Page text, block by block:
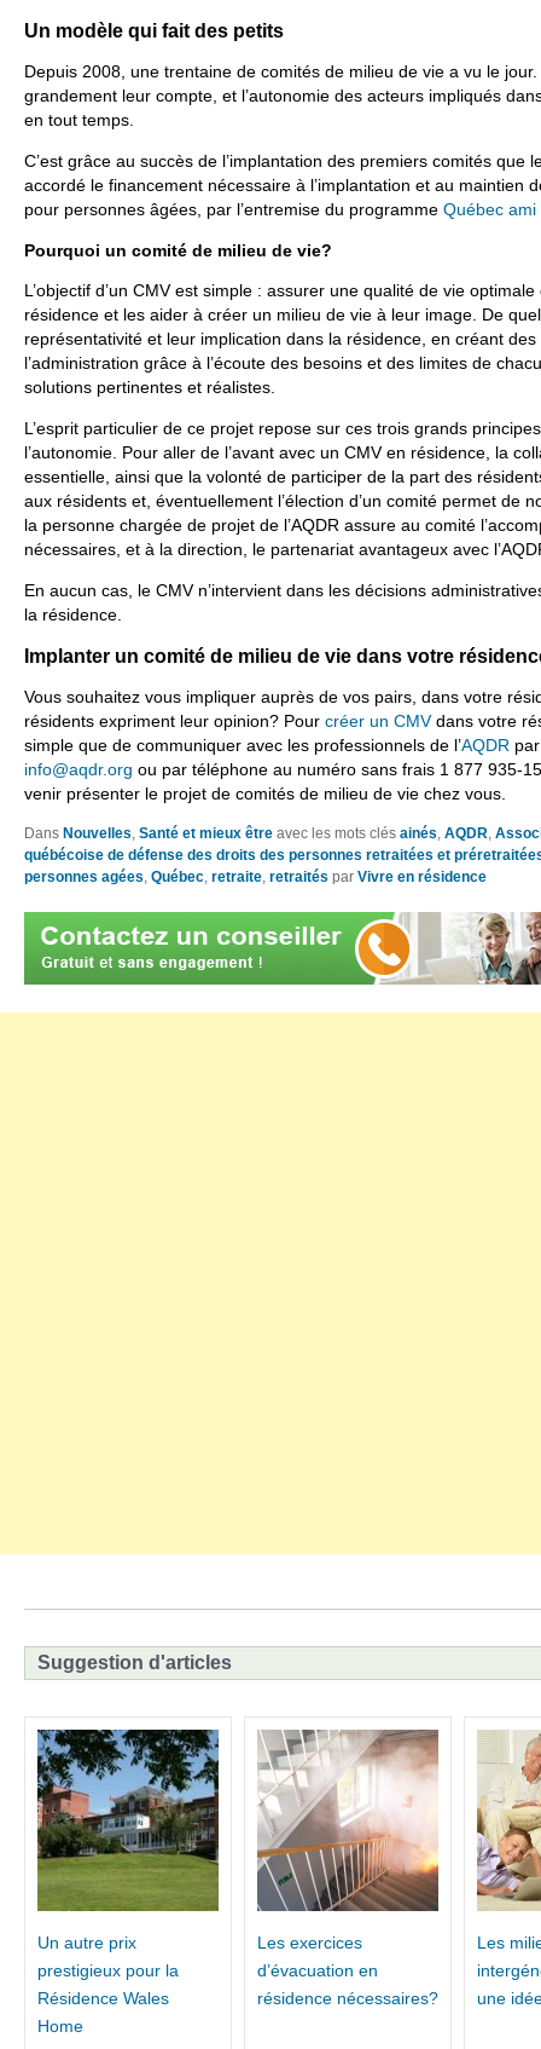
Un modèle qui fait des petits
Depuis 2008, une trentaine de comités de milieu de vie a vu le
grandement leur compte, et l’autonomie des acteurs impliqués
en tout temps.
C’est grâce au succès de l’implantation des premiers comités que
accordé le financement nécessaire à l’implantation et au maintien
pour personnes âgées, par l’entremise du programme Québec
Pourquoi un comité de milieu de vie?
L’objectif d’un CMV est simple : assurer une qualité de vie
résidence et les aider à créer un milieu de vie à leur image. De
représentativité et leur implication dans la résidence, en créant
l’administration grâce à l’écoute des besoins et des limites de
solutions pertinentes et réalistes.
L’esprit particulier de ce projet repose sur ces trois grands
l’autonomie. Pour aller de l’avant avec un CMV en résidence, la
essentielle, ainsi que la volonté de participer de la part des
aux résidents et, éventuellement l’élection d’un comité permet de
la personne chargée de projet de l’AQDR assure au comité
nécessaires, et à la direction, le partenariat avantageux avec
En aucun cas, le CMV n’intervient dans les décisions
la résidence.
Implanter un comité de milieu de vie dans votre
Vous souhaitez vous impliquer auprès de vos pairs, dans votre
résidents expriment leur opinion? Pour créer un CMVdans votre
simple que de communiquer avec les professionnels de l’AQDR
info@aqdr.org ou par téléphone au numéro sans frais 1 877 935-
venir présenter le projet de comités de milieu de vie chez vous.
Dans Nouvelles, Santé et mieux être avec les mots clés ainés, AQDR,
québécoise de défense des droits des personnes retraitées et
personnes agées, Québec, retraite, retraités par Vivre en résidence
Suggestion d'articles
Un autre prix
prestigieux pour la
Résidence Wales
Home
Les exercices
d’évacuation en
résidence nécessaires?
Les
une